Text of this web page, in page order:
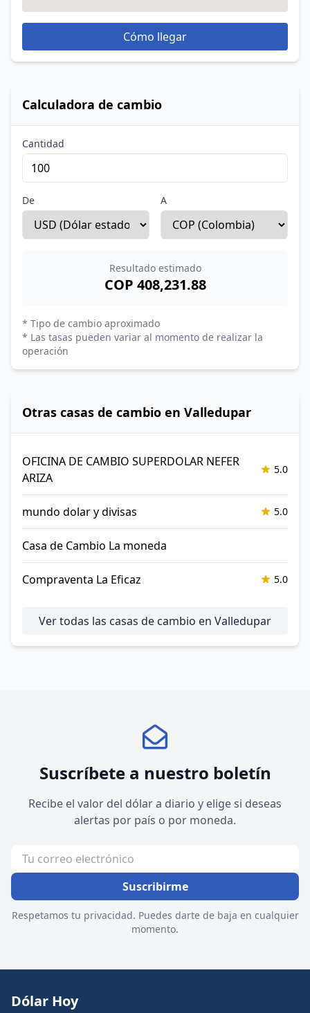
Cómo llegar
Calculadora de cambio
Cantidad
De A
Resultado estimado
COP 408,231.88
* Tipo de cambio aproximado
* Las tasas pueden variar al momento de realizar la
operación
Otras casas de cambio en Valledupar
OFICINA DE CAMBIO SUPERDOLAR NEFER
ARIZA
5.0
mundo dolar y divisas 5.0
Casa de Cambio La moneda
Compraventa La Eficaz 5.0
Ver todas las casas de cambio en Valledupar
Suscríbete a nuestro boletín
Recibe el valor del dólar a diario y elige si deseas
alertas por país o por moneda.
Suscribirme
Respetamos tu privacidad. Puedes darte de baja en cualquier
momento.
Dólar Hoy